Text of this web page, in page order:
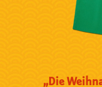
„Die